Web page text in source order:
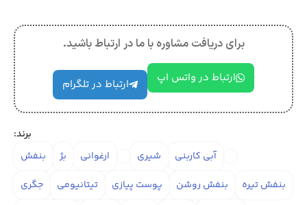
برای دریافت مشاوره با ما در ارتباط باشید.
ارتباط در واتس اپ ارتباط در تلگرام
برند:
آبی کاربنی
شیری ارغوانی بژ
بنفش
بنفش تیره
بنفش روشن پوست پیازی تیتانیومی
جگری